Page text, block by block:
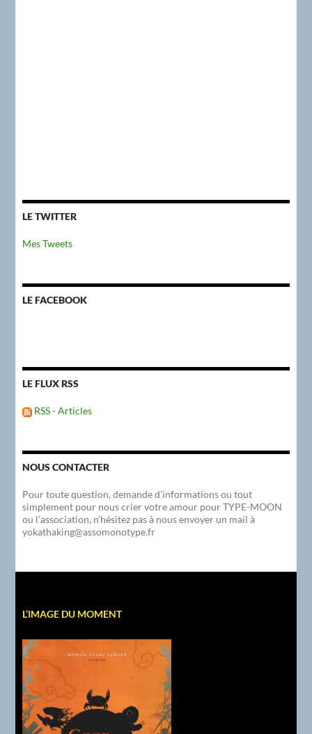
LE TWITTER
Mes Tweets
LE FACEBOOK
LE FLUX RSS
RSS - Articles
NOUS CONTACTER
Pour toute question, demande d’informations ou tout
simplement pour nous crier votre amour pour TYPE-MOON
ou l’association, n’hésitez pas à nous envoyer un mail à
yokathaking@assomonotype.fr
L’IMAGE DU MOMENT